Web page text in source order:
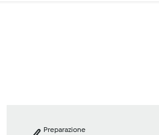
Preparazione